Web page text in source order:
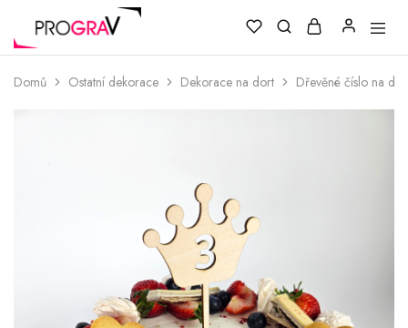
Domů Ostatní dekorace Dekorace na dort Dřevěné číslo na